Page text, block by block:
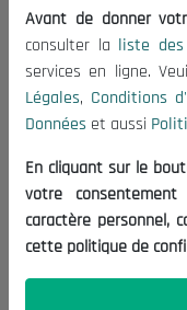
Conditions
Politique de
Politique des
Nous
(+213) 021
Newsletter
dernières
Avant de donner
consulter la liste
services en ligne.
Légales, Conditions
Données et aussi
En cliquant sur le
votre consentement
caractère personnel,
cette politique de